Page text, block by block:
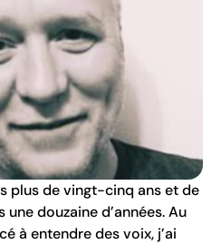
plus de vingt-cinq ans et de
douzaine d’années. Au
à entendre des voix, j’ai